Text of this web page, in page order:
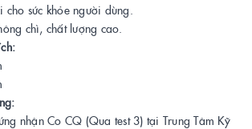
sức khỏe người dùng.
chì, chất lượng cao.
nhận Co CQ (Qua test 3) tại Trung Tâm Kỹ